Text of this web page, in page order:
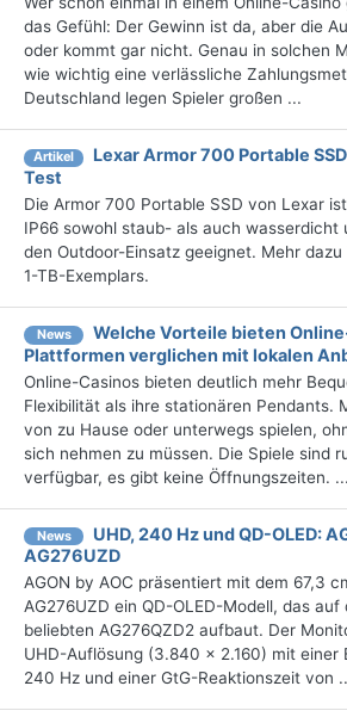
das Gefühl: Der Gewinn ist da, aber die
oder kommt gar nicht. Genau in solchen
wie wichtig eine verlässliche
Deutschland legen Spieler großen ...
Artikel
Lexar Armor 700 Portable
Test
Die Armor 700 Portable SSD von Lexar
IP66 sowohl staub- als auch
den Outdoor-Einsatz geeignet. Mehr
1-TB-Exemplars.
News
Welche Vorteile bieten
Plattformen verglichen mit lokalen
Online-Casinos bieten deutlich mehr
Flexibilität als ihre stationären Pendants.
von zu Hause oder unterwegs spielen,
sich nehmen zu müssen. Die Spiele sind
verfügbar, es gibt keine Öffnungszeiten. ...
News
UHD, 240 Hz und QD-OLED:
AG276UZD
AGON by AOC präsentiert mit dem 67,3
AG276UZD ein QD-OLED-Modell, das auf
beliebten AG276QZD2 aufbaut. Der
UHD-Auflösung (3.840 x 2.160) mit einer
240 Hz und einer GtG-Reaktionszeit von